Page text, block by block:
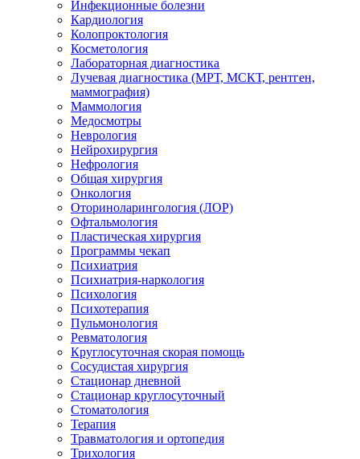
Инфекционные болезни
Кардиология
Колопроктология
Косметология
Лабораторная диагностика
Лучевая диагностика (МРТ, МСКТ, рентген,
маммография)
Маммология
Медосмотры
Неврология
Нейрохирургия
Нефрология
Общая хирургия
Онкология
Оториноларингология (ЛОР)
Офтальмология
Пластическая хирургия
Программы чекап
Психиатрия
Психиатрия-наркология
Психология
Психотерапия
Пульмонология
Ревматология
Круглосуточная скорая помощь
Сосудистая хирургия
Стационар дневной
Стационар круглосуточный
Стоматология
Терапия
Травматология и ортопедия
Трихология